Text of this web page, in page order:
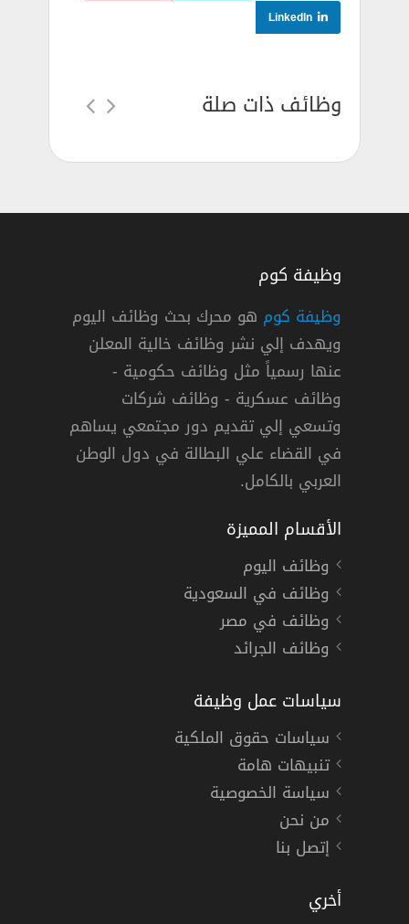
LinkedIn
وظائف ذات صلة
دوام كامل
وظيفة كوم
وظيفة كوم هو محرك بحث وظائف اليوم
ويهدف إلي نشر وظائف خالية المعلن
عنها رسمياً مثل وظائف حكومية -
وظائف عسكرية - وظائف شركات
وتسعي إلي تقديم دور مجتمعي يساهم
في القضاء علي البطالة في دول الوطن
العربي بالكامل.
الأقسام المميزة
وظائف اليوم
وظائف في السعودية
وظائف في مصر
وظائف الجرائد
سياسات عمل وظيفة
سياسات حقوق الملكية
تنبيهات هامة
سياسة الخصوصية
من نحن
إتصل بنا
أخري